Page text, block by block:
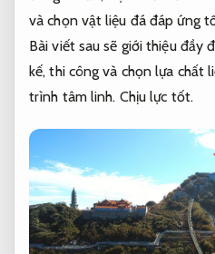
và chọn vật liệu đá đáp ứng
Bài viết sau sẽ giới thiệu đầy
kế, thi công và chọn lựa chất
trình tâm linh. Chịu lực tốt.